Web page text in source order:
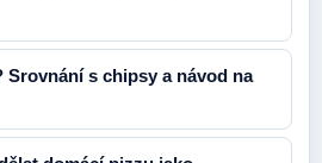
Srovnání s chipsy a návod na